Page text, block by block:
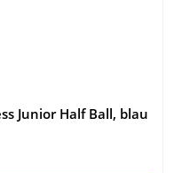
Junior Half Ball, blau